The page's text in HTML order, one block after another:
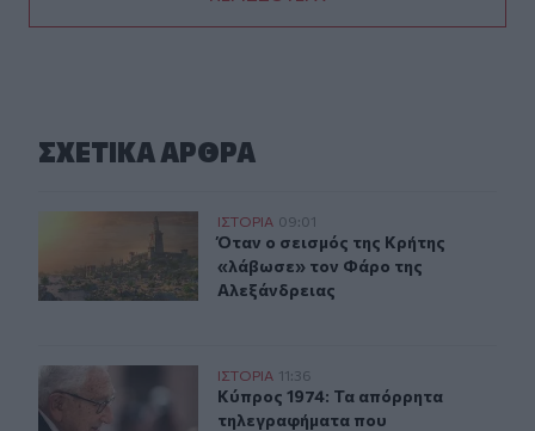
ΣΧΕΤΙΚA AΡΘΡΑ
Όταν ο σεισμός της Κρήτης «λάβωσε» τον Φάρο της
ΙΣΤΟΡΙΑ 09:01
Όταν ο σεισμός της Κρήτης
Όταν ο σεισμός της Κρήτης
«λάβωσε» τον Φάρο της
Αλεξάνδρειας
Κύπρος 1974: Τα απόρρητα τηλεγραφήματα που
ΙΣΤΟΡΙΑ 11:36
Κύπρος 1974: Τα απόρρητα
Κύπρος 1974: Τα απόρρητα
τηλεγραφήματα που